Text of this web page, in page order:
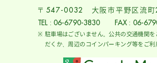
〒547-0032 大阪市平野区流
TEL : 06-6790-3830 FAX : 06-
駐車場はございません。公共の交通機関を
だくか、周辺のコインパーキング等をご利